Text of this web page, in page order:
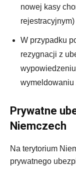
nowej kasy
rejestracyjnym)
W przypadku
rezygnacji z
wymeldowaniu
Prywatne
Niemczech
Na terytorium
prywatnego